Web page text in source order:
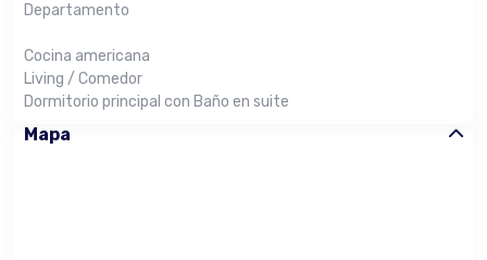
Departamento
Cocina americana
Living / Comedor
Dormitorio principal con Baño en suite
Mapa